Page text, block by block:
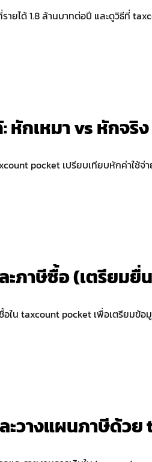
รายได้ 1.8 ล้านบาทต่อปี และดูวิธีที่
หักเหมา vs หักจริ
pocket เปรียบเทียบหักค่าใช้
ะภาษีซื้อ (เตรียมยื่
อใน taxcount pocket เพื่อเตรียมข้
ะวางแผนภาษีด้ว